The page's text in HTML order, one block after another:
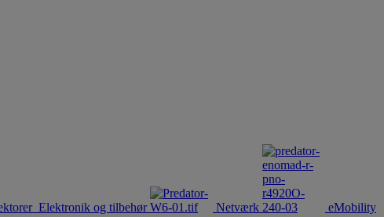
Elektronik og tilbehør Netværk
eMobility